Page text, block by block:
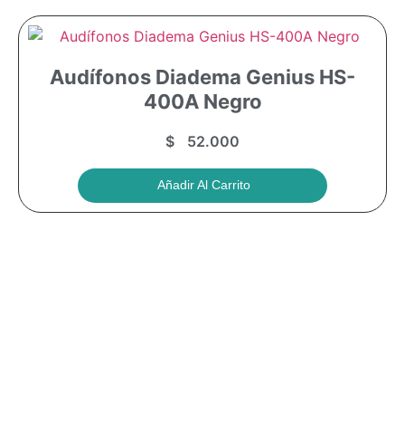
Audífonos Diadema Genius HS-
400A Negro
$ 52.000
Añadir Al Carrito